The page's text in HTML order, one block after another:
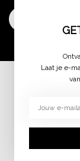
Laat je e-